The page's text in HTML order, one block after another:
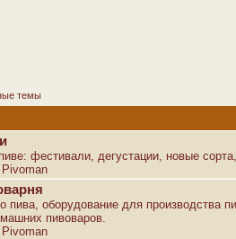
темы
фестивали, дегустации, новые
Pivoman
пива, оборудование для производства
пивоваров.
Pivoman